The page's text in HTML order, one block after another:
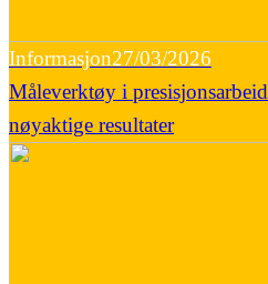
Informasjon27/03/2026
Måleverktøy i
nøyaktige resultater